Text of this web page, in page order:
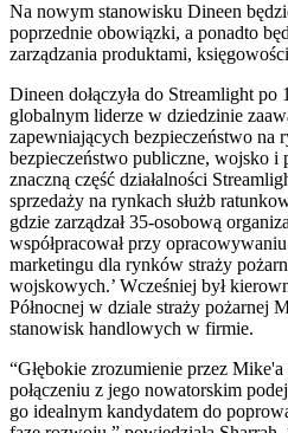
Na nowym stanowisku Dineen
poprzednie obowiązki, a ponadto
zarządzania produktami,
Dineen dołączyła do Streamlight
globalnym liderze w dziedzinie
zapewniających bezpieczeństwo na
bezpieczeństwo publiczne, wojsko i
znaczną część działalności
sprzedaży na rynkach służb
gdzie zarządzał 35-osobową
współpracował przy
marketingu dla rynków straży
wojskowych.’ Wcześniej był
Północnej w dziale straży pożarnej
stanowisk handlowych w firmie.
“Głębokie zrozumienie przez Mike'a
połączeniu z jego nowatorskim
go idealnym kandydatem do